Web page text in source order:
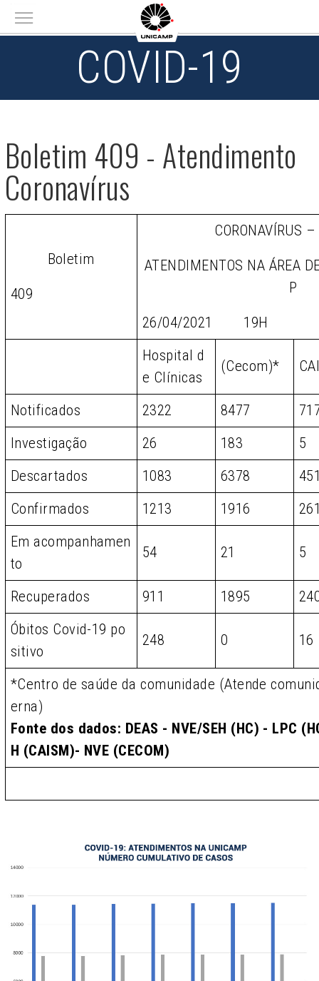
Main menu
COVID-19
Boletim 409 - Atendimento
Coronavírus
Boletim
409
CORONAVÍRUS
ATENDIMENTOS NA ÁREA
P
26/04/2021 19H
Hospital d
e Clínicas
(Cecom)*
Notificados 2322 8477
Investigação
26 183
5
Descartados
1083 6378
Confirmados
1213 1916
Em acompanhamen
to
54 21 5
Recuperados 911 1895
Óbitos Covid-19 po
sitivo
248 0 16
*Centro de saúde da comunidade (Atende
erna)
Fonte dos dados: DEAS - NVE/SEH (HC) - LPC
H (CAISM)- NVE (CECOM)